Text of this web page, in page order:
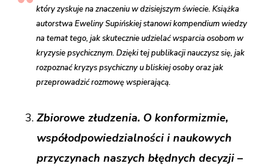
który zyskuje na znaczeniu w dzisiejszym świecie. Książka
autorstwa Eweliny Supińskiej stanowi kompendium wiedzy
na temat tego, jak skutecznie udzielać wsparcia osobom w
kryzysie psychicznym. Dzięki tej publikacji nauczysz się, jak
rozpoznać kryzys psychiczny u bliskiej osoby oraz jak
przeprowadzić rozmowę wspierającą.
Zbiorowe złudzenia. O konformizmie,
współodpowiedzialności i naukowych
przyczynach naszych błędnych decyzji–